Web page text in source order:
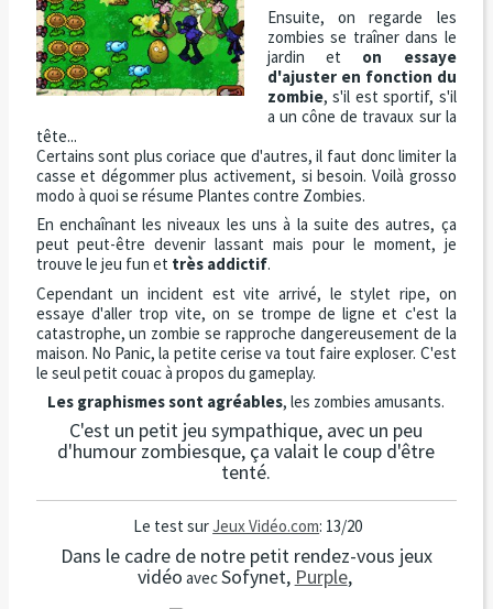
Ensuite, on regarde les
zombies se traîner dans le
jardin et on essaye
d'ajuster en fonction du
zombie, s'il est sportif, s'il
a un cône de travaux sur la
tête...
Certains sont plus coriace que d'autres, il faut donc limiter la
casse et dégommer plus activement, si besoin. Voilà grosso
modo à quoi se résume Plantes contre Zombies.
En enchaînant les niveaux les uns à la suite des autres, ça
peut peut-être devenir lassant mais pour le moment, je
trouve le jeu fun et très addictif.
Cependant un incident est vite arrivé, le stylet ripe, on
essaye d'aller trop vite, on se trompe de ligne et c'est la
catastrophe, un zombie se rapproche dangereusement de la
maison. No Panic, la petite cerise va tout faire exploser. C'est
le seul petit couac à propos du gameplay.
Les graphismes sont agréables, les zombies amusants.
C'est un petit jeu sympathique, avec un peu
d'humour zombiesque, ça valait le coup d'être
tenté.
Le test surJeux Vidéo.com: 13/20
Dans le cadre de notre petit rendez-vous jeux
vidéo avecSofynet, Purple,